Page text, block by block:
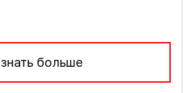
больше